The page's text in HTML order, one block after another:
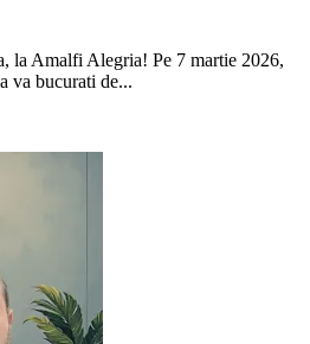
la Amalfi Alegria! Pe 7 martie 2026,
va bucurati de...